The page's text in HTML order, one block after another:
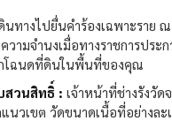
นทางไปยื่นคำร้องเฉพาะราย
ามจำนงเมื่อทางราชการประก
โฉนดที่ดินในพื้นที่ของคุณ
สวนสิทธิ์ : เจ้าหน้าที่ช่างรังวัด
นวเขต วัดขนาดเนื้อที่อย่างละ